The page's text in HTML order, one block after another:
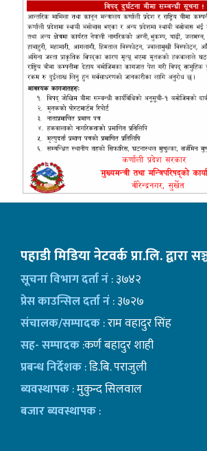
पहाडी मिडिया नेटवर्क प्रा.लि. द्वारा
सूचना विभाग दर्ता नं: ३७४२
प्रेस काउन्सिल दर्ता नं: ३७२७
संचालक/सम्पादक: राम वहादुर सिंह
सह- सम्पादक:कर्ण बहादुर शाही
प्रबन्ध निर्देशक: डि.बि. पराजुली
ब्यवस्थापक: मुकुन्द सिलवाल
बजार ब्यवस्थापक: